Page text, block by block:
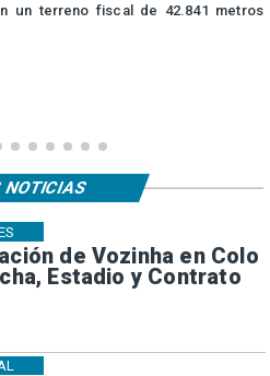
un terreno fiscal de 42.841 metros
de Vozinha en Colo
Estadio y Contrato
NOTICIAS